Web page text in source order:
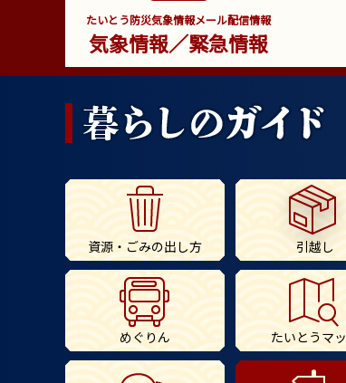
たいとう防災気象情報メール配信情報
気象情報／緊急情報
資源・ごみの出し方 引越し
めぐりん たいとうマ